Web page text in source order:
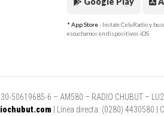
* App Store- Instale CeluRadio y
escucharnos en dispositivos iOS
30-50619685-6 – AM580 – RADIO CHUBUT –
| Línea directa: (0280) 4430580